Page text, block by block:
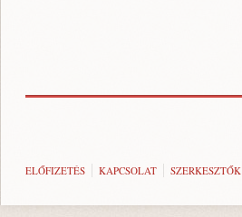
ELŐFIZETÉS KAPCSOLAT SZERKESZTŐK